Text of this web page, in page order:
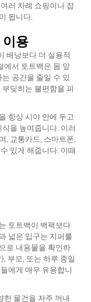
러 차례 쇼핑이나 잡
됩니다.
용
배낭보다 더 실용적
에서 토트백은 몸 앞
공간을 줄일 수 있
딪히는 불편함을 피
항상 시야 안에 두고
을 높여줍니다. 이러
, 교통카드, 스마트폰,
있게 해줍니다. 이때
토트백이 백팩보다
넓은 입구는 지퍼를
로 내용물을 확인하
, 부모, 또는 하루 종일
에게 매우 유용합니
한 물건을 자주 꺼내